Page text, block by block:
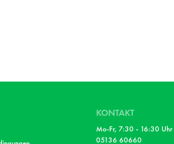
KONTAKT
Mo-Fr, 7:30 - 16:30 Uhr
05136 60660